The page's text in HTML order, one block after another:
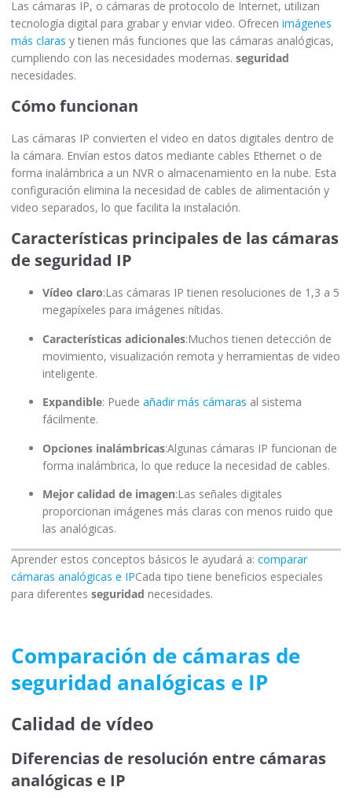
Las cámaras IP, o cámaras de protocolo de Internet, utilizan
tecnología digital para grabar y enviar video. Ofrecen imágenes
más claras y tienen más funciones que las cámaras analógicas,
cumpliendo con las necesidades modernas. seguridad
necesidades.
Cómo funcionan
Las cámaras IP convierten el video en datos digitales dentro de
la cámara. Envían estos datos mediante cables Ethernet o de
forma inalámbrica a un NVR o almacenamiento en la nube. Esta
configuración elimina la necesidad de cables de alimentación y
video separados, lo que facilita la instalación.
Características principales de las cámaras
de seguridad IP
Vídeo claro:Las cámaras IP tienen resoluciones de 1,3 a 5
megapíxeles para imágenes nítidas.
Características adicionales:Muchos tienen detección de
movimiento, visualización remota y herramientas de video
inteligente.
Expandible: Puede añadir más cámaras al sistema
fácilmente.
Opciones inalámbricas:Algunas cámaras IP funcionan de
forma inalámbrica, lo que reduce la necesidad de cables.
Mejor calidad de imagen:Las señales digitales
proporcionan imágenes más claras con menos ruido que
las analógicas.
Aprender estos conceptos básicos le ayudará a: comparar
cámaras analógicas e IPCada tipo tiene beneficios especiales
para diferentes seguridad necesidades.
Comparación de cámaras de
seguridad analógicas e IP
Calidad de vídeo
Diferencias de resolución entre cámaras
analógicas e IP